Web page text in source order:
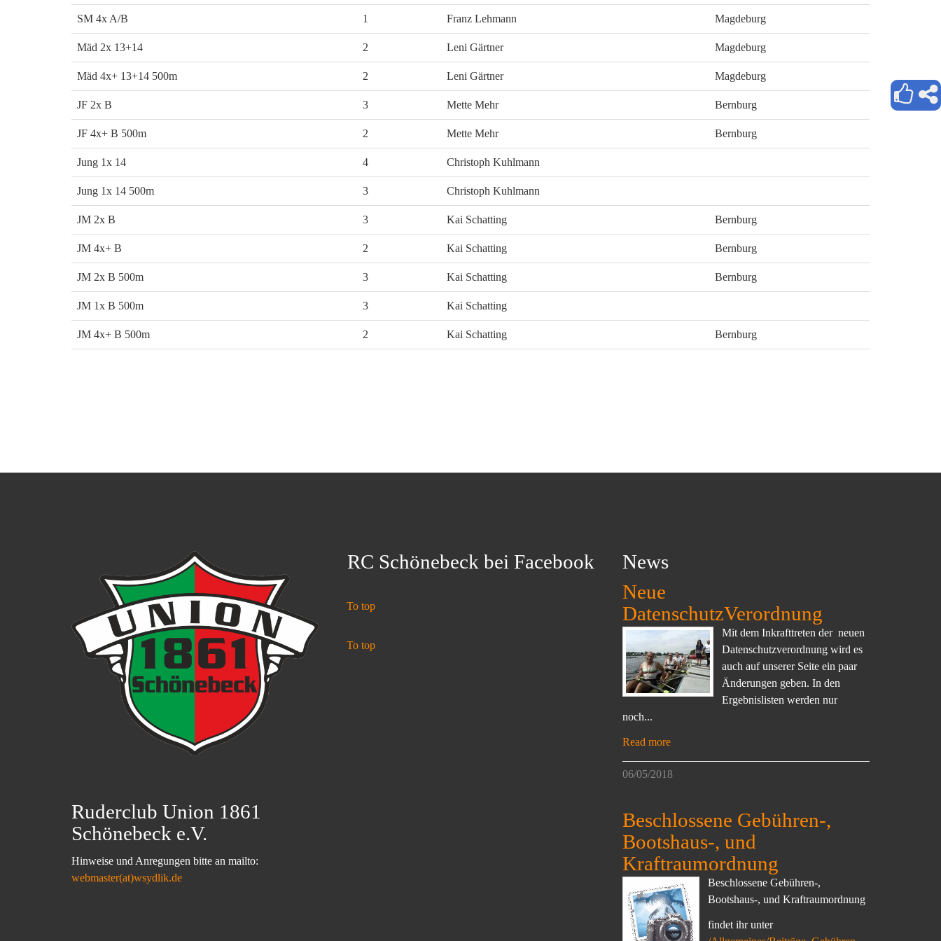
SM 4x A/B 1 Franz Lehmann Magdeburg
Mäd 2x 13+14 2 Leni Gärtner Magdeburg
Mäd 4x+ 13+14 500m 2 Leni Gärtner Magdeburg
JF 2x B 3 Mette Mehr Bernburg
JF 4x+ B 500m 2 Mette Mehr Bernburg
Jung 1x 14 4 Christoph Kuhlmann
Jung 1x 14 500m 3 Christoph Kuhlmann
JM 2x B 3 Kai Schatting Bernburg
JM 4x+ B 2 Kai Schatting Bernburg
JM 2x B 500m 3 Kai Schatting Bernburg
JM 1x B 500m 3 Kai Schatting
JM 4x+ B 500m 2 Kai Schatting Bernburg
Ruderclub Union 1861
Schönebeck e.V.
Hinweise und Anregungen bitte an mailto:
webmaster(at)wsydlik.de
RC Schönebeck bei Facebook
To top
To top
News
Neue
DatenschutzVerordnung
Mit dem Inkrafttreten der neuen
Datenschutzverordnung wird es
auch auf unserer Seite ein paar
Änderungen geben. In den
Ergebnislisten werden nur
noch...
Read more
06/05/2018
Beschlossene Gebühren-,
Bootshaus-, und
Kraftraumordnung
Beschlossene Gebühren-,
Bootshaus-, und Kraftraumordnung
findet ihr unter